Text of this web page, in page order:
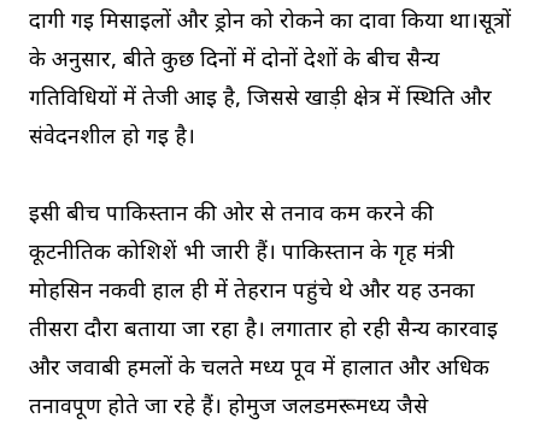
दागी गई मिसाइलों और ड्रोन को रोकने का दावा किया था।सूत्रों
के अनुसार, बीते कुछ दिनों में दोनों देशों के बीच सैन्य
गतिविधियों में तेजी आई है, जिससे खाड़ी क्षेत्र में स्थिति और
संवेदनशील हो गई है।
इसी बीच पाकिस्तान की ओर से तनाव कम करने की
कूटनीतिक कोशिशें भी जारी हैं। पाकिस्तान के गृह मंत्री
मोहसिन नकवी हाल ही में तेहरान पहुंचे थे और यह उनका
तीसरा दौरा बताया जा रहा है। लगातार हो रही सैन्य कार्रवाई
और जवाबी हमलों के चलते मध्य पूर्व में हालात और अधिक
तनावपूर्ण होते जा रहे हैं। होर्मुज जलडमरूमध्य जैसे